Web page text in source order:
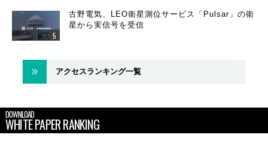
古野電気、LEO衛星測位サービス「Pulsar」の衛
星から実信号を受信
アクセスランキング一覧
DOWNLOAD
WHITE PAPER RANKING